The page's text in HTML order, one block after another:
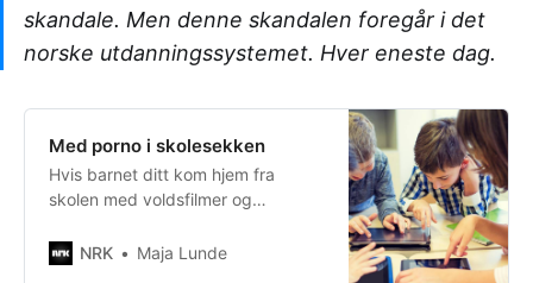
skandale. Men denne skandalen foregår i det
norske utdanningssystemet. Hver eneste dag.
Med porno i skolesekken
Hvis barnet ditt kom hjem fra
skolen med voldsfilmer og
antagelig reagert.
NRK Maja Lunde